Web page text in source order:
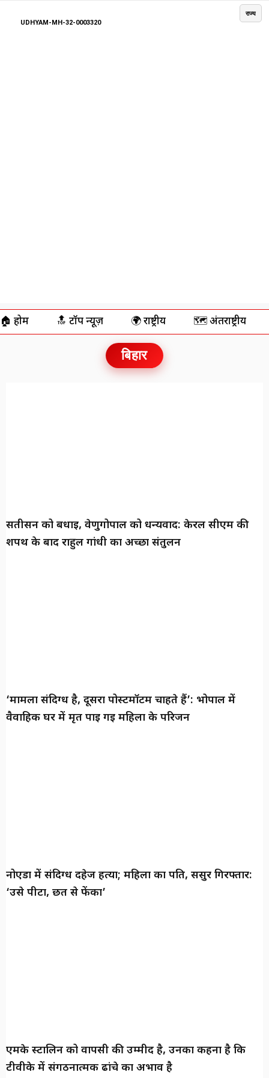
UDHYAM-MH-32-0003320
राज्य
🏠 होम 🔝 टॉप न्यूज़ 🌍 राष्ट्रीय 🗺️ अंतर्राष्ट्रीय
बिहार
सतीसन को बधाई, वेणुगोपाल को धन्यवाद: केरल सीएम की
शपथ के बाद राहुल गांधी का अच्छा संतुलन
‘मामला संदिग्ध है, दूसरा पोस्टमॉर्टम चाहते हैं’: भोपाल में
वैवाहिक घर में मृत पाई गई महिला के परिजन
नोएडा में संदिग्ध दहेज हत्या; महिला का पति, ससुर गिरफ्तार:
‘उसे पीटा, छत से फेंका’
एमके स्टालिन को वापसी की उम्मीद है, उनका कहना है कि
टीवीके में संगठनात्मक ढांचे का अभाव है